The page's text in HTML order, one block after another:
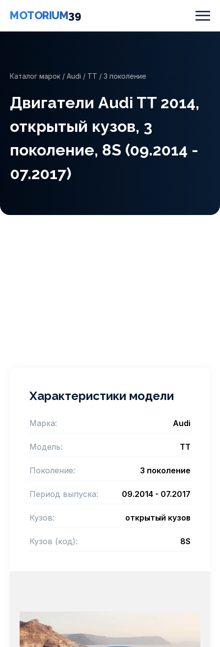
MOTORIUM39
Каталог марок / Audi / TT / 3 поколение
Двигатели Audi TT 2014,
открытый кузов, 3
поколение, 8S (09.2014 -
07.2017)
Характеристики модели
Марка: Audi
Модель: TT
Поколение: 3 поколение
Период выпуска: 09.2014 - 07.2017
Кузов: открытый кузов
Кузов (код): 8S